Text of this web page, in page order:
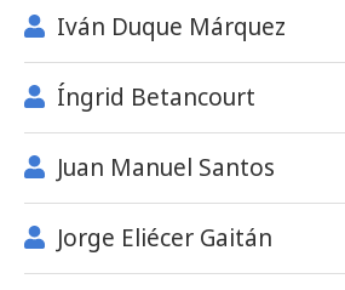
Iván Duque Márquez
Íngrid Betancourt
Juan Manuel Santos
Jorge Eliécer Gaitán